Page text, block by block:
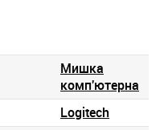
Мишка
комп'ютерна
Logitech